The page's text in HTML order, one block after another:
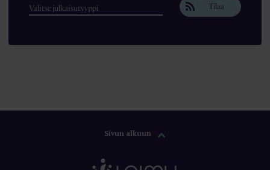
Tilaa
Sivun alkuun